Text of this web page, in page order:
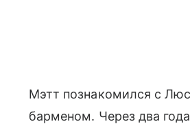
Мэтт познакомился с
барменом. Через два